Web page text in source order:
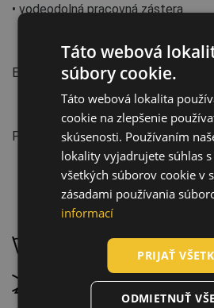
• vodeodolná pracovná zástera
Normy:
EN ISO 13688:2013+A1:2021
Vlastnosti:
Priemysel: Potraviny a pohostinstvo
Ručné pranie, maximálna
Nebieliť
Táto webová
súbory cookie.
Táto webová lokalita
cookie na zlepšenie
skúsenosti. Používaním
lokality vyjadrujete súhlas
všetkých súborov cookie v
zásadami používania
informací
PRIJAŤ
ODMIETNUŤ